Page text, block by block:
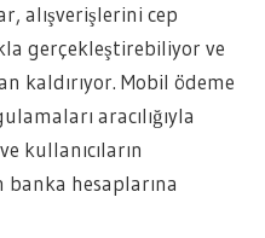
alışverişlerini cep
gerçekleştirebiliyor ve
kaldırıyor. Mobil ödeme
aracılığıyla
kullanıcıların
hesaplarına